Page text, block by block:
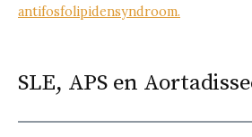
antifosfolipidensyndroom.
SLE, APS en